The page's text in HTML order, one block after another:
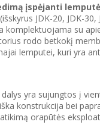
įspėjanti lemputė
JDK-20, JDK-30,
komplektuojama su
rodo betkokį
lemputei, kuri yra
yra sujungtos į
konstrukcija bei
orapūtės